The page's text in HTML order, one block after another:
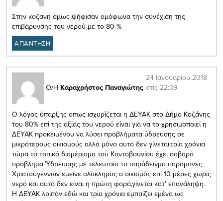
Στην κοζανη όμως ψήφισαν ομόφωνα την συνέχιση της
επιβάρυνσης του νερού με το 80 %
ΑΠΑΝΤΗΣΗ
Ο/Η Καραχρήστος Παναγιώτης
24 Ιανουαρίου 2018
στις 22:39
Ο λόγος ύπαρξης οπως ισχυρίζεται η ΔΕΥΑΚ στο Δήμο Κοζάνης
του 80% επί της αξίας του νερού είναι για να το χρησιμοποιεί η
ΔΕΥΑΚ προκειμένου να λύσει προβλήματα ύδρευσης σε
μικρότερους οικισμούς αλλά μόνο αυτό δεν γίνεται,τρία χρόνια
τώρα το τοπικό διαμέρισμα του Κοντοβουνίου έχει σοβαρό
πρόβλημα Ύδρευσης με τελευταίο το παράδειγμα παραμονές
Χριστούγεννων εμεινε ολόκληρος ο οικισμός επί 10 μέρες χωρίς
νερό και αυτό δεν είναι η πρώτη φορά,γίνεται κατ’ επανάληψη.
Η ΔΕΥΑΚ λοιπόν εδώ και τρία χρόνια εμπαίζει εμένα ως